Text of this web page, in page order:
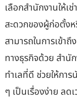
เลือกสำนักงานให้เ
สะดวกของผู้ก่อตั้ง
สามารถในการเข้า
ทางธุรกิจด้วย สำนั
ทำเลที่ดี ช่วยให้กา
ๆ เป็นเรื่องง่าย ลด